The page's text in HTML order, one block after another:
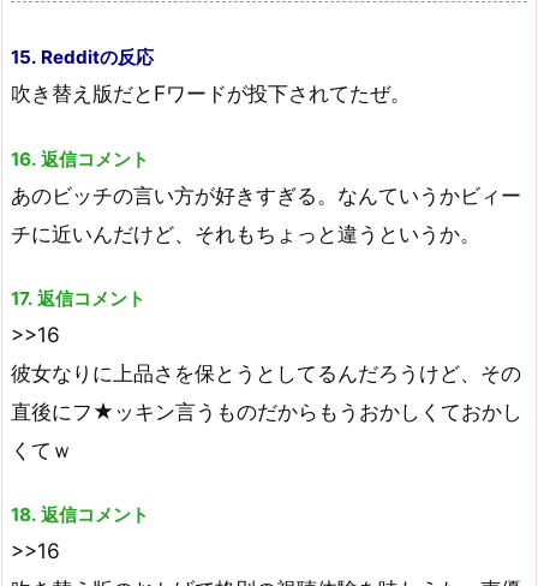
15. Redditの反応
吹き替え版だとFワードが投下されてたぜ。
16. 返信コメント
あのビッチの言い方が好きすぎる。なんていうかビィー
チに近いんだけど、それもちょっと違うというか。
17. 返信コメント
>>16
彼女なりに上品さを保とうとしてるんだろうけど、その
直後にフ★ッキン言うものだからもうおかしくておかし
くてｗ
18. 返信コメント
>>16